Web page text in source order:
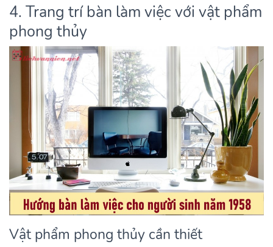
4. Trang trí bàn làm việc với vật phẩm
phong thủy
Vật phẩm phong thủy cần thiết